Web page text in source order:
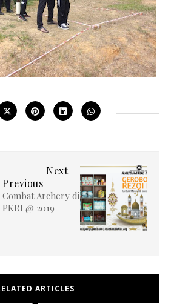
Next
Previous
Combat Archery di
PKRI @ 2019
ARTICLES